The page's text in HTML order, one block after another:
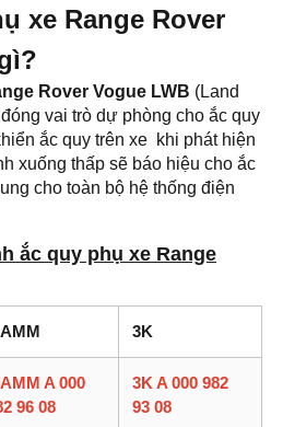
xe Range Rover
Rover Vogue LWB (Land
vai trò dự phòng cho ắc quy
ắc quy trên xe khi phát hiện
xuống thấp sẽ báo hiệu cho ắc
cho toàn bộ hệ thống điện
ắc quy phụ xe Range
3K
A 000
96 08
3K A 000 982
93 08